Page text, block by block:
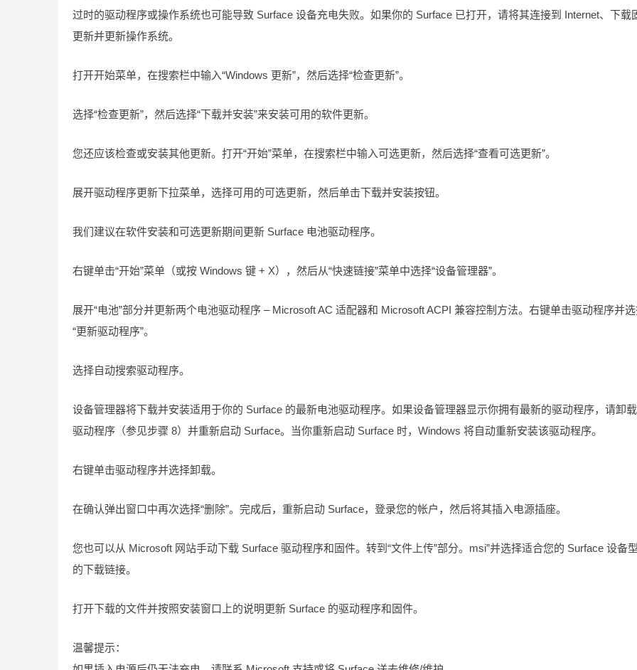
过时的驱动程序或操作系统也可能导致 Surface 设备充电失败。如果你的 Surface 已打开，请将其连接到 Internet、下载
更新并更新操作系统。
打开开始菜单，在搜索栏中输入“Windows 更新”，然后选择“检查更新”。
选择“检查更新”，然后选择“下载并安装”来安装可用的软件更新。
您还应该检查或安装其他更新。打开“开始”菜单，在搜索栏中输入可选更新，然后选择“查看可选更新”。
展开驱动程序更新下拉菜单，选择可用的可选更新，然后单击下载并安装按钮。
我们建议在软件安装和可选更新期间更新 Surface 电池驱动程序。
右键单击“开始”菜单（或按 Windows 键 + X），然后从“快速链接”菜单中选择“设备管理器”。
展开“电池”部分并更新两个电池驱动程序 – Microsoft AC 适配器和 Microsoft ACPI 兼容控制方法。右键单击驱动程序并
“更新驱动程序”。
选择自动搜索驱动程序。
设备管理器将下载并安装适用于你的 Surface 的最新电池驱动程序。如果设备管理器显示你拥有最新的驱动程序，请卸
驱动程序（参见步骤 8）并重新启动 Surface。当你重新启动 Surface 时，Windows 将自动重新安装该驱动程序。
右键单击驱动程序并选择卸载。
在确认弹出窗口中再次选择“删除”。完成后，重新启动 Surface，登录您的帐户，然后将其插入电源插座。
您也可以从 Microsoft 网站手动下载 Surface 驱动程序和固件。转到“文件上传”部分。msi”并选择适合您的 Surface 设备
的下载链接。
打开下载的文件并按照安装窗口上的说明更新 Surface 的驱动程序和固件。
温馨提示：